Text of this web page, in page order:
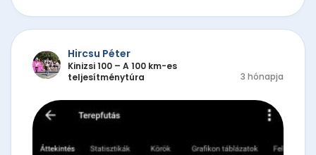
Hircsu Péter
Kinizsi 100 – A 100 km-es
teljesítménytúra
3 hónapja